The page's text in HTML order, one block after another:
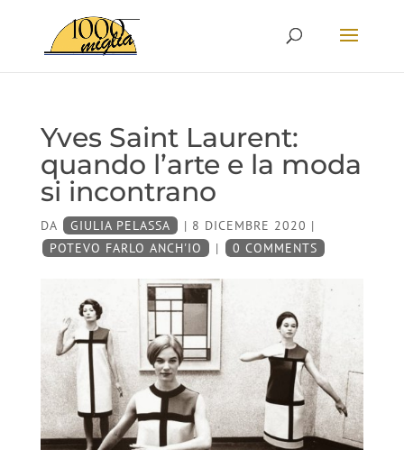
Yves Saint Laurent:
quando l’arte e la moda
si incontrano
DA GIULIA PELASSA | 8 DICEMBRE 2020 |
POTEVO FARLO ANCH'IO
| 0 COMMENTS